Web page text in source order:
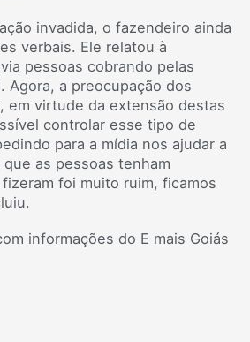
invadida, o fazendeiro ainda
verbais. Ele relatou à
pessoas cobrando pelas
Agora, a preocupação dos
em virtude da extensão destas
controlar esse tipo de
para a mídia nos ajudar a
as pessoas tenham
foi muito ruim, ficamos
informações do E mais Goiás